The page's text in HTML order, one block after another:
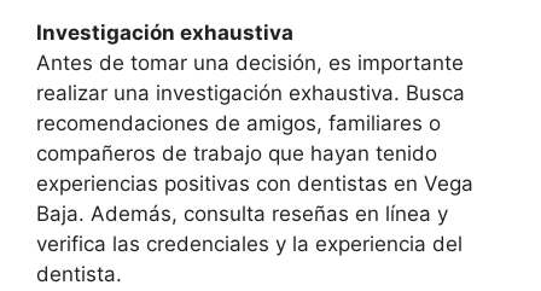
Investigación exhaustiva
Antes de tomar una decisión, es importante
realizar una investigación exhaustiva. Busca
recomendaciones de amigos, familiares o
compañeros de trabajo que hayan tenido
experiencias positivas con dentistas en Vega
Baja. Además, consulta reseñas en línea y
verifica las credenciales y la experiencia del
dentista.